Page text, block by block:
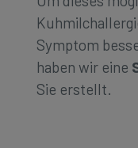
Symptom
haben wir eine
Sie erstellt.